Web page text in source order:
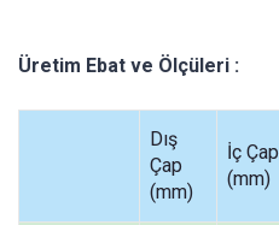
Üretim Ebat ve Ölçüleri :
Dış
Çap
(mm)
İç Çap
(mm)